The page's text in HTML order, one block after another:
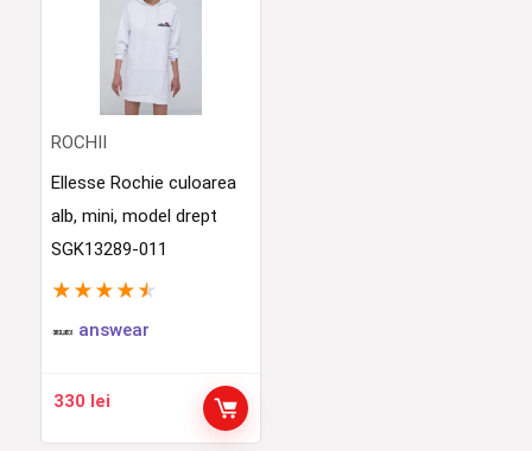
ROCHII
Ellesse Rochie culoarea
alb, mini, model drept
SGK13289-011
★ ★ ★ ★ ★
answear
330 lei